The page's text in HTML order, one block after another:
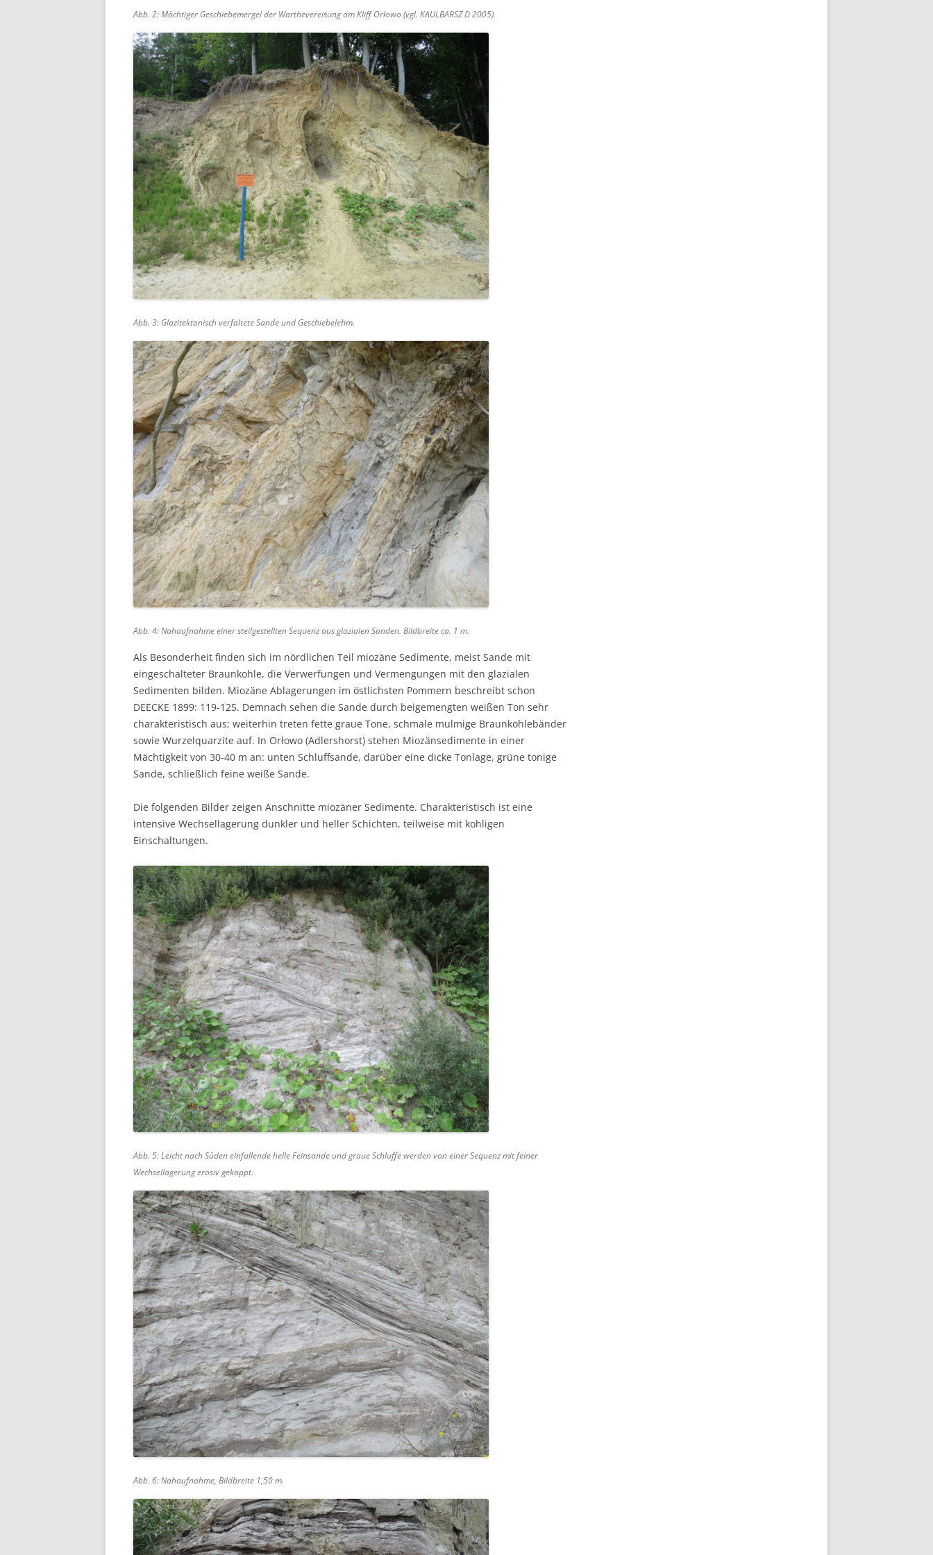
Abb. 2: Mächtiger Geschiebemergel der Warthevereisung am Kliff Orłowo (vgl. KAULBARSZ D 2005).
Abb. 3: Glazitektonisch verfaltete Sande und Geschiebelehm.
Abb. 4: Nahaufnahme einer steilgestellten Sequenz aus glazialen Sanden. Bildbreite ca. 1 m.
Als Besonderheit finden sich im nördlichen Teil miozäne Sedimente, meist Sande mit
eingeschalteter Braunkohle, die Verwerfungen und Vermengungen mit den glazialen
Sedimenten bilden. Miozäne Ablagerungen im östlichsten Pommern beschreibt schon
DEECKE 1899: 119-125. Demnach sehen die Sande durch beigemengten weißen Ton sehr
charakteristisch aus; weiterhin treten fette graue Tone, schmale mulmige Braunkohlebänder
sowie Wurzelquarzite auf. In Orłowo (Adlershorst) stehen Miozänsedimente in einer
Mächtigkeit von 30-40 m an: unten Schluffsande, darüber eine dicke Tonlage, grüne tonige
Sande, schließlich feine weiße Sande.
Die folgenden Bilder zeigen Anschnitte miozäner Sedimente. Charakteristisch ist eine
intensive Wechsellagerung dunkler und heller Schichten, teilweise mit kohligen
Einschaltungen.
Abb. 5: Leicht nach Süden einfallende helle Feinsande und graue Schluffe werden von einer Sequenz mit feiner
Wechsellagerung erosiv gekappt.
Abb. 6: Nahaufnahme, Bildbreite 1,50 m.